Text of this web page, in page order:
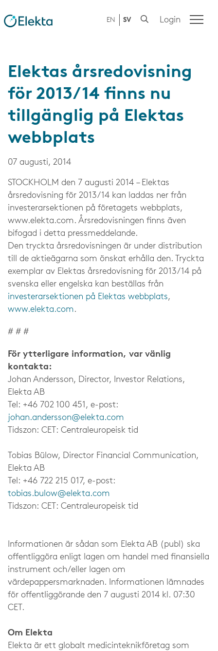
EN SV Login
Elektas årsredovisning
för 2013/14 finns nu
tillgänglig på Elektas
webbplats
07 augusti, 2014
STOCKHOLM den 7 augusti 2014 – Elektas
årsredovisning för 2013/14 kan laddas ner från
investerarsektionen på företagets webbplats,
www.elekta.com. Årsredovisningen finns även
bifogad i detta press­meddelande.
Den tryckta årsredovisningen är under distribution
till de aktieägarna som önskat erhålla den. Tryckta
exemplar av Elektas årsredovisning för 2013/14 på
svenska eller engelska kan beställas från
investerarsektionen på Elektas webbplats,
www.elekta.com.
# # #
För ytterligare information, var vänlig
kontakta:
Johan Andersson, Director, Investor Relations,
Elekta AB
Tel: +46 702 100 451, e-post:
johan.andersson@elekta.com
Tidszon: CET: Centraleuropeisk tid
Tobias Bülow, Director Financial Communication,
Elekta AB
Tel: +46 722 215 017, e-post:
tobias.bulow@elekta.com
Tidszon: CET: Centraleuropeisk tid
Informationen är sådan som Elekta AB (publ) ska
offentliggöra enligt lagen om handel med finansiella
instrument och/eller lagen om
värdepappersmarknaden. Informationen lämnades
för offentliggörande den 7 augusti 2014 kl. 07:30
CET.
Om Elekta
Elekta är ett globalt medicinteknikföretag som